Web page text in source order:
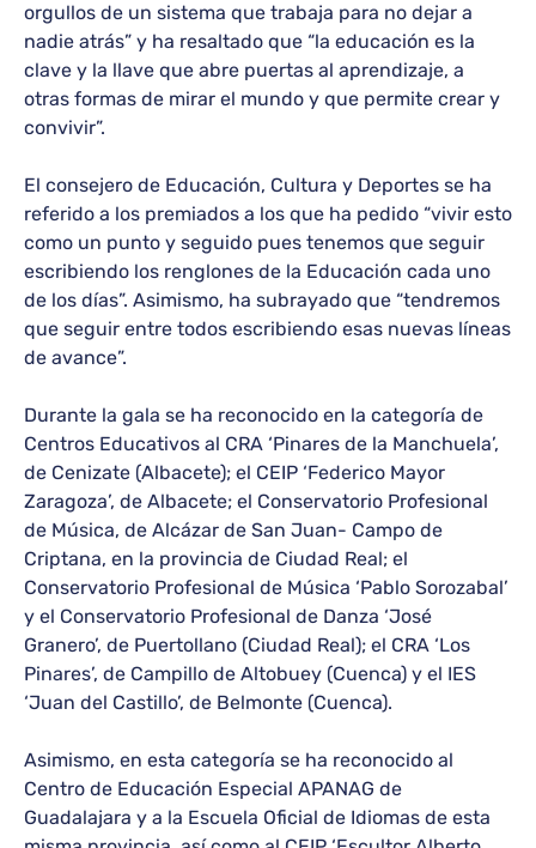
orgullos de un sistema que trabaja para no dejar a
nadie atrás” y ha resaltado que “la educación es la
clave y la llave que abre puertas al aprendizaje, a
otras formas de mirar el mundo y que permite crear y
convivir”.
El consejero de Educación, Cultura y Deportes se ha
referido a los premiados a los que ha pedido “vivir esto
como un punto y seguido pues tenemos que seguir
escribiendo los renglones de la Educación cada uno
de los días”. Asimismo, ha subrayado que “tendremos
que seguir entre todos escribiendo esas nuevas líneas
de avance”.
Durante la gala se ha reconocido en la categoría de
Centros Educativos al CRA ‘Pinares de la Manchuela’,
de Cenizate (Albacete); el CEIP ‘Federico Mayor
Zaragoza’, de Albacete; el Conservatorio Profesional
de Música, de Alcázar de San Juan- Campo de
Criptana, en la provincia de Ciudad Real; el
Conservatorio Profesional de Música ‘Pablo Sorozabal’
y el Conservatorio Profesional de Danza ‘José
Granero’, de Puertollano (Ciudad Real); el CRA ‘Los
Pinares’, de Campillo de Altobuey (Cuenca) y el IES
‘Juan del Castillo’, de Belmonte (Cuenca).
Asimismo, en esta categoría se ha reconocido al
Centro de Educación Especial APANAG de
Guadalajara y a la Escuela Oficial de Idiomas de esta